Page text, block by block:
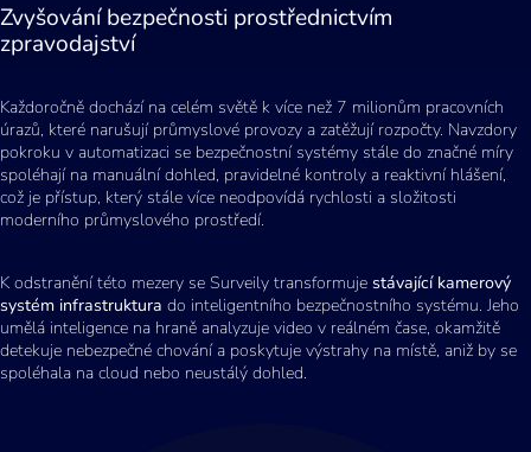
Zvyšování bezpečnosti prostřednictvím
zpravodajství
Každoročně dochází na celém světě k více než 7 milionům pracovních
úrazů, které narušují průmyslové provozy a zatěžují rozpočty. Navzdory
pokroku v automatizaci se bezpečnostní systémy stále do značné míry
spoléhají na manuální dohled, pravidelné kontroly a reaktivní hlášení,
což je přístup, který stále více neodpovídá rychlosti a složitosti
moderního průmyslového prostředí.
K odstranění této mezery se Surveily transformuje stávající kamerový
systém infrastruktura do inteligentního bezpečnostního systému. Jeho
umělá inteligence na hraně analyzuje video v reálném čase, okamžitě
detekuje nebezpečné chování a poskytuje výstrahy na místě, aniž by se
spoléhala na cloud nebo neustálý dohled.